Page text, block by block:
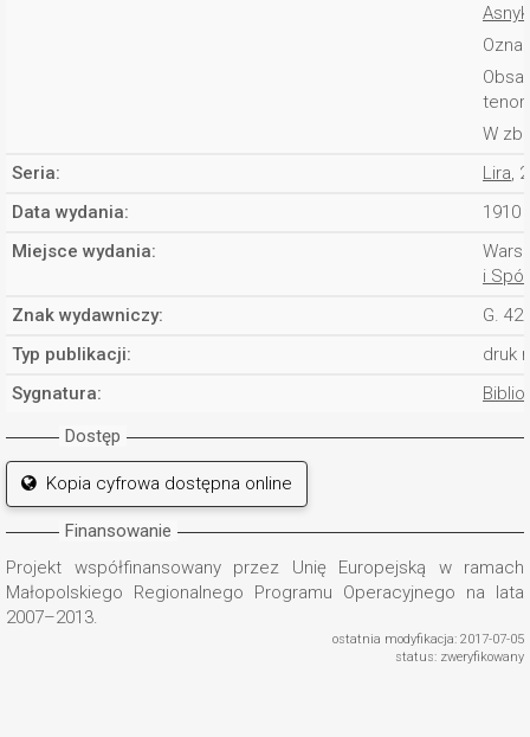
W
Seria:
Lira,
Data wydania:
1910
Miejsce wydania:
i
Znak wydawniczy:
G.
Typ publikacji:
druk
Sygnatura:
Dostęp
Kopia cyfrowa dostępna online
Finansowanie
Projekt współfinansowany przez Unię Europejską w ramach
Małopolskiego Regionalnego Programu Operacyjnego na lata
2007–2013.
ostatnia modyfikacja: 2017-07-05
status: zweryfikowany